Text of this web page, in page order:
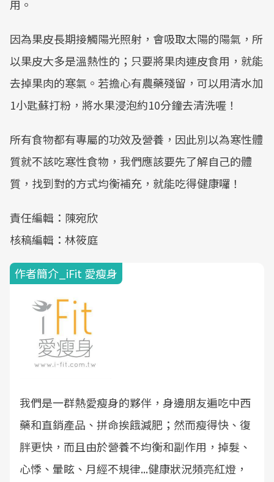
用。
因為果皮長期接觸陽光照射，會吸取太陽的陽氣，所
以果皮大多是溫熱性的；只要將果肉連皮食用，就能
去掉果肉的寒氣。若擔心有農藥殘留，可以用清水加
1小匙蘇打粉，將水果浸泡約10分鐘去清洗喔！
所有食物都有專屬的功效及營養，因此別以為寒性體
質就不該吃寒性食物，我們應該要先了解自己的體
質，找到對的方式均衡補充，就能吃得健康囉！
責任編輯：陳宛欣
核稿編輯：林筱庭
作者簡介_iFit 愛瘦身
我們是一群熱愛瘦身的夥伴，身邊朋友遍吃中西
藥和直銷產品、拼命挨餓減肥；然而瘦得快、復
胖更快，而且由於營養不均衡和副作用，掉髮、
心悸、暈眩、月經不規律...健康狀況頻亮紅燈，